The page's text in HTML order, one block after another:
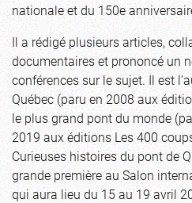
nationale et du 150e
Il a rédigé plusieurs articles,
documentaires et prononcé un
conférences sur le sujet. Il est
Québec (paru en 2008 aux
le plus grand pont du monde
2019 aux éditions Les 400
Curieuses histoires du pont de
grande première au Salon
qui aura lieu du 15 au 19 avril